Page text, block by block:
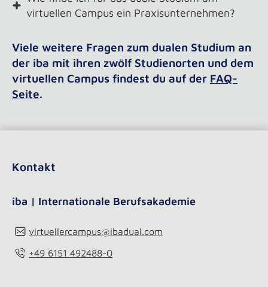
virtuellen Campus ein Praxisunternehmen?
Viele weitere Fragen zum dualen Studium an
der iba mit ihren zwölf Studienorten und dem
virtuellen Campus findest du auf der FAQ-
Seite.
Kontakt
iba | Internationale Berufsakademie
virtuellercampus@ibadual.com
+49 6151 492488-0